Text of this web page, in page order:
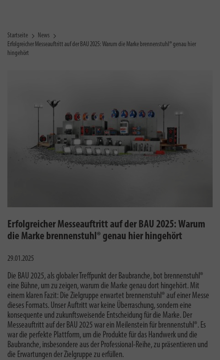
Startseite
News
Erfolgreicher Messeauftritt auf der BAU 2025: Warum die Marke brennenstuhl® genau hier
hingehört
Erfolgreicher Messeauftritt auf der BAU 2025: Warum
die Marke brennenstuhl® genau hier hingehört
29.01.2025
Die BAU 2025, als globaler Treffpunkt der Baubranche, bot brennenstuhl®
eine Bühne, um zu zeigen, warum die Marke genau dort hingehört. Mit
einem klaren Fazit: Die Zielgruppe erwartet brennenstuhl® auf einer Messe
dieses Formats. Unser Auftritt war keine Überraschung, sondern eine
konsequente und zukunftsweisende Entscheidung für die Marke. Der
Messeauftritt auf der BAU 2025 war ein Meilenstein für brennenstuhl®. Es
war die perfekte Plattform, um die Produkte für das Handwerk und die
Baubranche, insbesondere aus der Professional-Reihe, zu präsentieren und
die Erwartungen der Zielgruppe zu erfüllen.